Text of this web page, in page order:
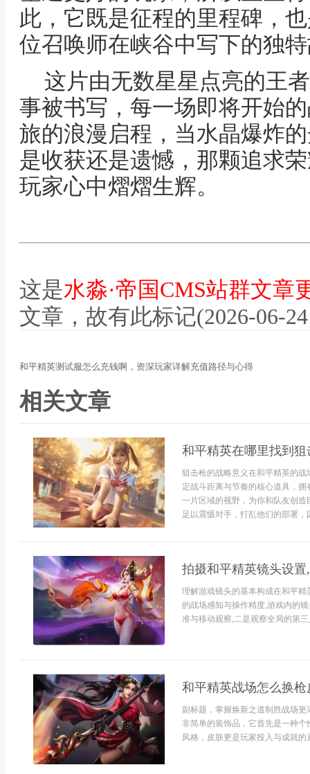
此，它既是征程的里程碑，
位召唤师在峡谷中写下的独
这片由无数星星点亮的王
事被书写，每一场即将开始
旅的浪漫启程，当水晶爆炸
是收获还是遗憾，那颗追求
玩家心中熠熠生辉。
这是水淼·帝国CMS站群文章
文章，故有此标记(2026-06-
和平精英测试服怎么充钱啊，资深玩家详解充值路径与心得
相关文章
和平精英在哪里找到
狙击枪的战略意义在和平精英的
定战斗距离与节奏的核心道具，
一片区域的视野，为你和队友创
足以震慑对手，打乱他们的部署
拍摄和平精英镜头设
理解游戏镜头的基本构成在和平
的战场感知与操作精度,游戏内的
准与移动观察,二是观察全局的第
和平精英战场怎么换
副标题，掌握焕新之道制胜战场
非简单的装饰品，它首先是一种
风格，皮肤更是玩家投入与成就的